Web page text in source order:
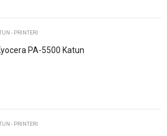
- PRINTERI
PA-5500 Katun
- PRINTERI